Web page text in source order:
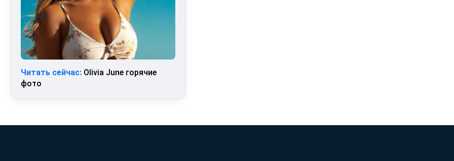
Читать сейчас: Olivia June горячие
фото